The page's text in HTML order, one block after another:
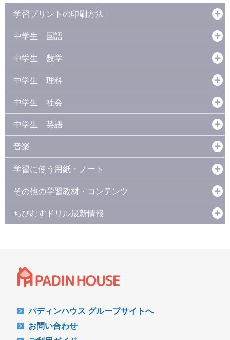
学習プリントの印刷方法
中学生 国語
中学生 数学
中学生 理科
中学生 社会
中学生 英語
音楽
学習に使う用紙・ノート
その他の学習教材・コンテンツ
ちびむすドリル最新情報
パディンハウス グループサイトへ
お問い合わせ